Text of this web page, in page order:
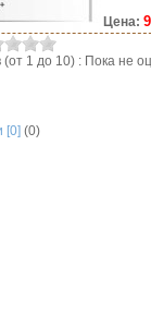
Цена:
(от 1 до 10) : Пока не
[0] (0)